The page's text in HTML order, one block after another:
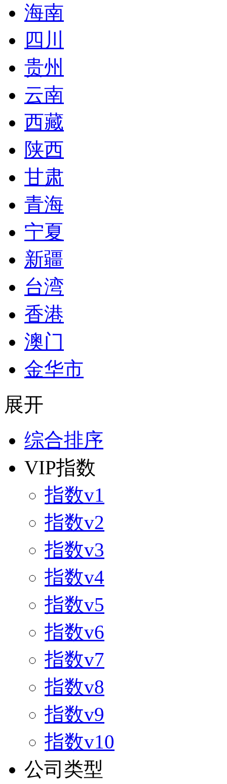
海南
四川
贵州
云南
西藏
陕西
甘肃
青海
宁夏
新疆
台湾
香港
澳门
金华市
展开
综合排序
VIP指数
指数v1
指数v2
指数v3
指数v4
指数v5
指数v6
指数v7
指数v8
指数v9
指数v10
公司类型